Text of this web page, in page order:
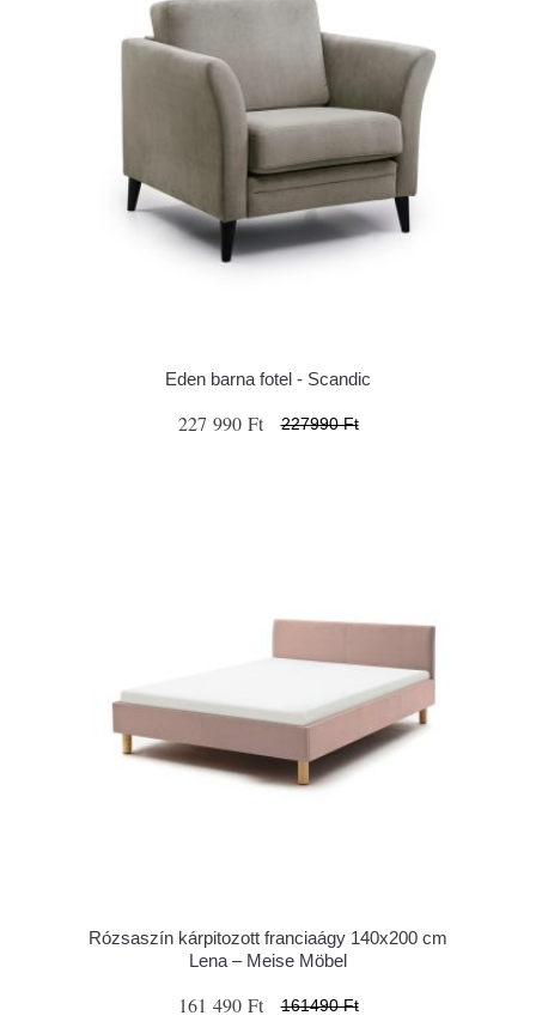
Eden barna fotel - Scandic
227 990 Ft 227990 Ft
Rózsaszín kárpitozott franciaágy 140x200 cm
Lena – Meise Möbel
161 490 Ft 161490 Ft